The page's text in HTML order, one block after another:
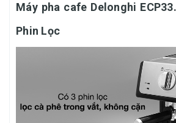
Máy pha cafe Delonghi
Phin Lọc